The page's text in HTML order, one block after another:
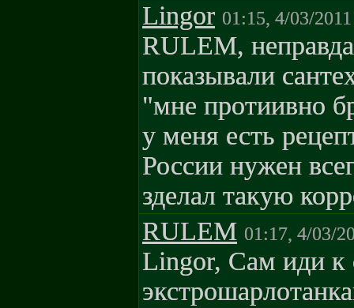
Lingor 01:15, 4/03/2011
RULEM,
показывали
"мне протиивно
у меня есть
России нужен
зделал такую
RULEM 01:17, 4/03/
Lingor, Сам иди к